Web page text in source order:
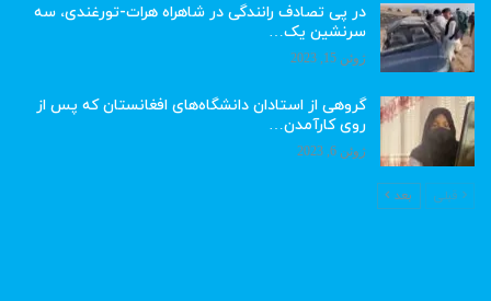
در پی تصادف رانندگی در شاهراه هرات-تورغندی، سه
سرنشین یک…
ژوئن 15, 2023
گروهی از استادان دانشگاه‌های افغانستان که پس از
روی کارآمدن…
ژوئن 6, 2023
قبلی بعد